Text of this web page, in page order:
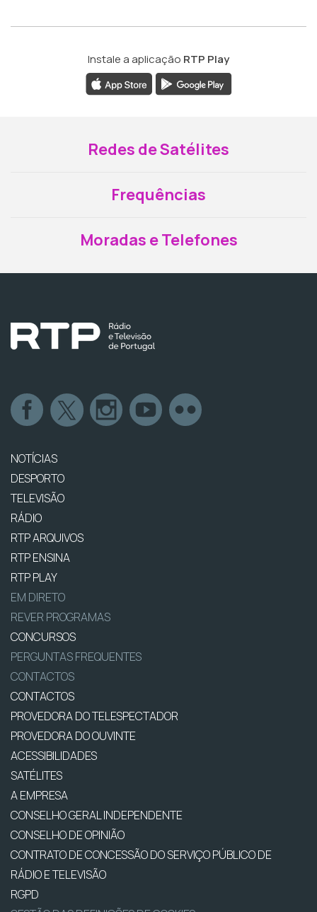
Instale a aplicação RTP Play
Redes de Satélites
Frequências
Moradas e Telefones
NOTÍCIAS
DESPORTO
TELEVISÃO
RÁDIO
RTP ARQUIVOS
RTP ENSINA
RTP PLAY
EM DIRETO
REVER PROGRAMAS
CONCURSOS
PERGUNTAS FREQUENTES
CONTACTOS
CONTACTOS
PROVEDORA DO TELESPECTADOR
PROVEDORA DO OUVINTE
ACESSIBILIDADES
SATÉLITES
A EMPRESA
CONSELHO GERAL INDEPENDENTE
CONSELHO DE OPINIÃO
CONTRATO DE CONCESSÃO DO SERVIÇO PÚBLICO DE
RÁDIO E TELEVISÃO
RGPD